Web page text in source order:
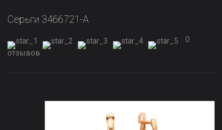
Серьги 3466721-А
0
отзывов